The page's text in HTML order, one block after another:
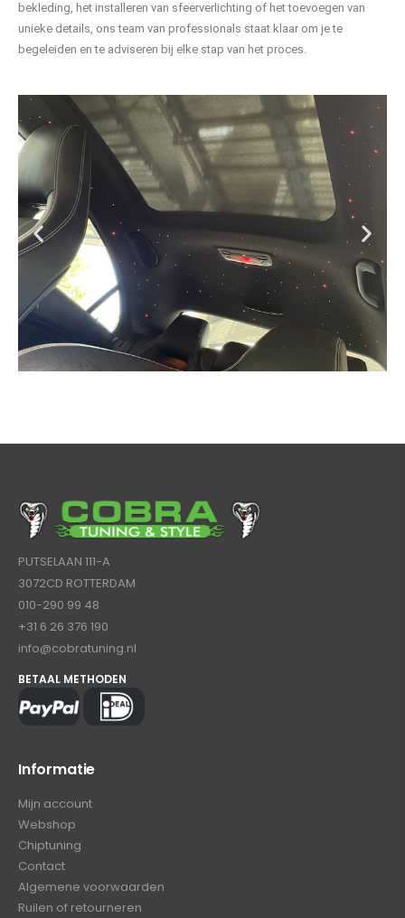
bekleding, het installeren van sfeerverlichting of het toevoegen van
unieke details, ons team van professionals staat klaar om je te
begeleiden en te adviseren bij elke stap van het proces.
PUTSELAAN 111-A
3072CD ROTTERDAM
010-290 99 48
+31 6 26 376 190
info@cobratuning.nl
BETAAL METHODEN
Informatie
Mijn account
Webshop
Chiptuning
Contact
Algemene voorwaarden
Ruilen of retourneren